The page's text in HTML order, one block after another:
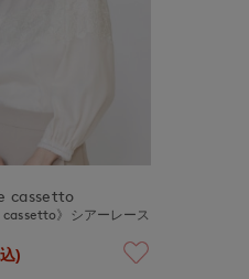
cassetto
cassetto》シアーレース
)